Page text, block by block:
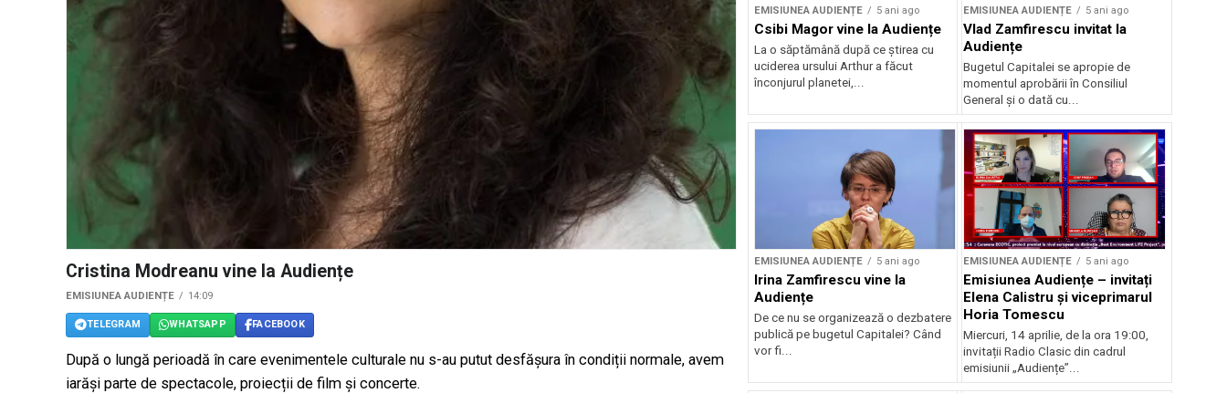
Cristina Modreanu vine la Audiențe
EMISIUNEA AUDIENȚE 14:09
TELEGRAM WHATSAPP FACEBOOK
După o lungă perioadă în care evenimentele culturale nu s-au putut desfășura în condiții normale, avem
iarăși parte de spectacole, proiecții de film și concerte.
EMISIUNEA AUDIENȚE 5 ani ago
Csibi Magor vine la Audiențe
La o săptămână după ce știrea cu
uciderea ursului Arthur a făcut
înconjurul planetei,...
EMISIUNEA AUDIENȚE 5 ani ago
Vlad Zamfirescu invitat la
Audiențe
Bugetul Capitalei se apropie de
momentul aprobării în Consiliul
General și o dată cu...
EMISIUNEA AUDIENȚE 5 ani ago
Irina Zamfirescu vine la
Audiențe
De ce nu se organizează o dezbatere
publică pe bugetul Capitalei? Când
vor fi...
EMISIUNEA AUDIENȚE 5 ani ago
Emisiunea Audiențe – invitați
Elena Calistru și viceprimarul
Horia Tomescu
Miercuri, 14 aprilie, de la ora 19:00,
invitații Radio Clasic din cadrul
emisiunii „Audiențe”...